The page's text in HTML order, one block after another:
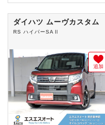
ダイハツ ムーヴカスタム
RS ハイパーSAⅡ
追加